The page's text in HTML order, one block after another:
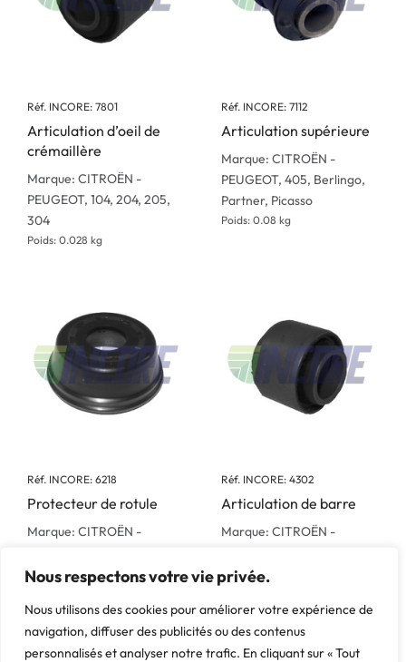
Nous respectons votre vie privée.
Nous utilisons des cookies pour améliorer votre expérience de
navigation, diffuser des publicités ou des contenus
personnalisés et analyser notre trafic. En cliquant sur « Tout
Réf. INCORE: 7801
Articulation d’oeil de
crémaillère
Marque: CITROËN -
PEUGEOT, 104, 204, 205,
304
Poids: 0.028 kg
Réf. INCORE: 7112
Articulation supérieure
Marque: CITROËN -
PEUGEOT, 405, Berlingo,
Partner, Picasso
Poids: 0.08 kg
Réf. INCORE: 6218
Protecteur de rotule
Marque: CITROËN -
pour nécessaires 3899-11 et
Poids: 0.015 kg
Réf. INCORE: 4302
Articulation de barre
Marque: CITROËN -
Poids: 0.039 kg